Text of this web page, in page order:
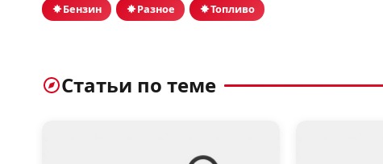
Бензин Разное Топливо
Статьи по теме